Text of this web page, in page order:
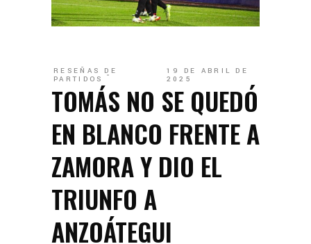
RESEÑAS DE
PARTIDOS
19 DE ABRIL DE
2025
TOMÁS NO SE QUEDÓ
EN BLANCO FRENTE A
ZAMORA Y DIO EL
TRIUNFO A
ANZOÁTEGUI